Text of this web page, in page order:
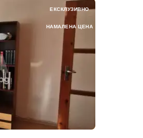
ЕКСКЛУЗИВНО
НАМАЛЕНА ЦЕНА